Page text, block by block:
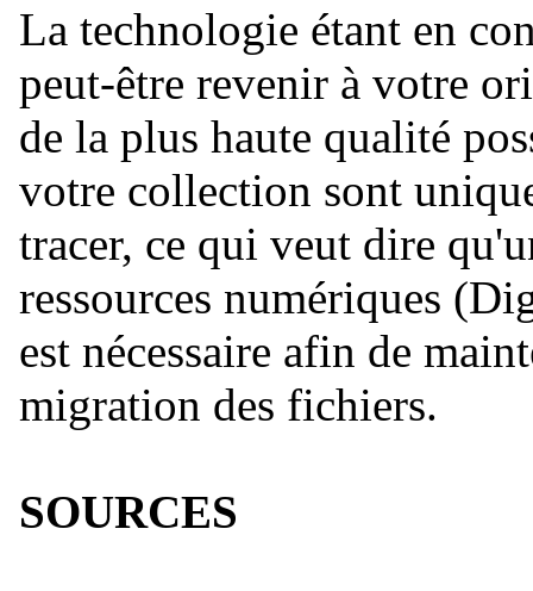
La technologie étant en
peut-être revenir à votre
de la plus haute qualité
votre collection sont
tracer, ce qui veut dire
ressources numériques
est nécessaire afin de
migration des fichiers.
SOURCES